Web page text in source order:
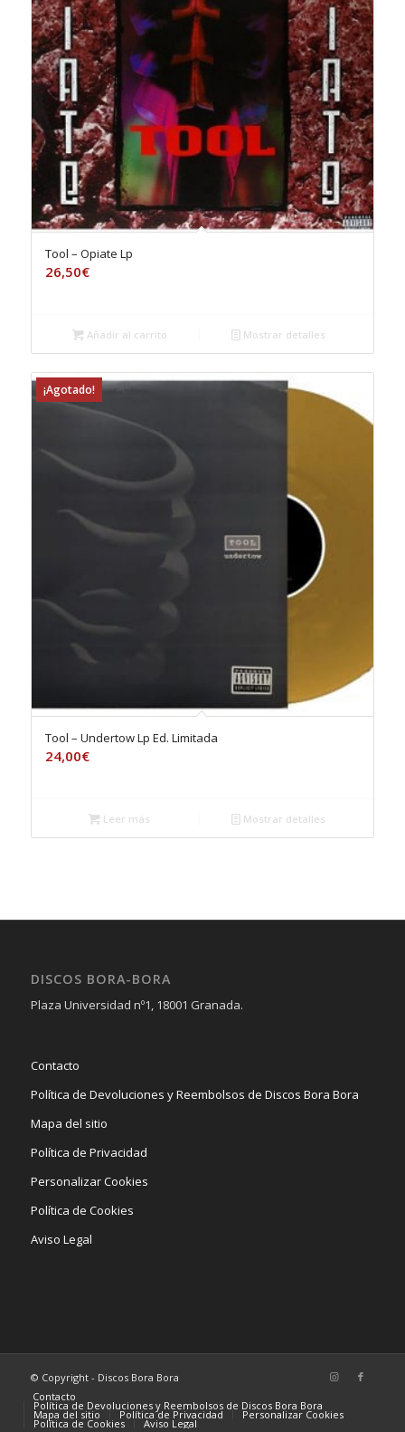
Tool – Opiate Lp
26,50€
Añadir al carrito Mostrar detalles
¡Agotado!
Tool – Undertow Lp Ed. Limitada
24,00€
Leer más Mostrar detalles
DISCOS BORA-BORA
Plaza Universidad nº1, 18001 Granada.
Contacto
Política de Devoluciones y Reembolsos de Discos Bora Bora
Mapa del sitio
Política de Privacidad
Personalizar Cookies
Política de Cookies
Aviso Legal
© Copyright - Discos Bora Bora
Contacto
Política de Devoluciones y Reembolsos de Discos Bora Bora
Mapa del sitio Política de Privacidad Personalizar Cookies
Política de Cookies Aviso Legal